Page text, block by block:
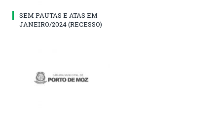
SEM PAUTAS E ATAS EM
JANEIRO/2024 (RECESSO)